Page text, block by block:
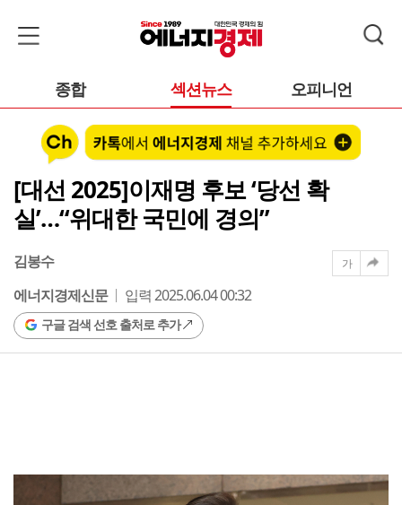
종합 섹션뉴스 오피니언
[대선 2025]이재명 후보 ‘당선 확
실’…“위대한 국민에 경의”
김봉수
에너지경제신문
입력 2025.06.04 00:32
구글 검색 선호 출처로 추가
가